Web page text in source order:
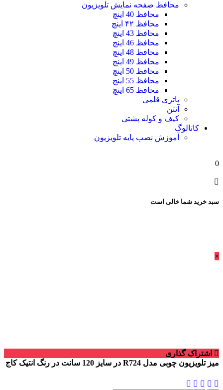
محافظ صفحه نمایش تلویزیون
محافظ 40 اینچ
محافظ ۴۲ اینچ
محافظ 43 اینچ
محافظ 46 اینچ
محافظ 48 اینچ
محافظ 49 اینچ
محافظ 50 اینچ
محافظ 55 اینچ
محافظ 65 اینچ
باتری قلمی
آنتن
کیف و کوله پشتی
کاتالوگ
آموزش نصب پایه تلویزیون
0
سبد خرید شما خالی است
×
اشتراک گذاری
میز تلویزیون چوبی مدل R724 در سایز 120 سانت در رنگ انتیک کاج